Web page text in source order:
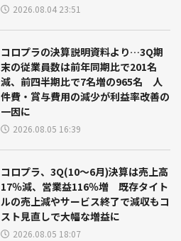
2026.08.04 23:51
コロプラの決算説明資料より…3Q期
末の従業員数は前年同期比で201名
減、前四半期比で7名増の965名 人
件費・賞与費用の減少が利益率改善の
一因に
2026.08.05 16:39
コロプラ、3Q(10～6月)決算は売上高
17％減、営業益116％増 既存タイト
ルの売上減やサービス終了で減収もコ
スト見直しで大幅な増益に
2026.08.05 18:07